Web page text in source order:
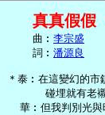
真真假
     曲︰
李宗盛
     詞︰
潘源良
＊泰︰在這變幻的市
碰埋就有老
華︰但我判別光與